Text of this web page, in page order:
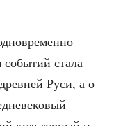
ста­ла
Руси, а о